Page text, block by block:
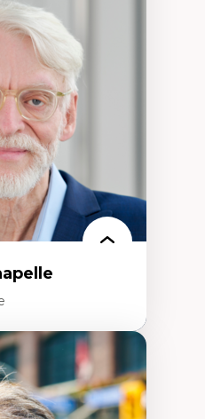
et adoption des
innovantes
du nouveau
en milieu
pour la formation
et de la ville,
en conservation de